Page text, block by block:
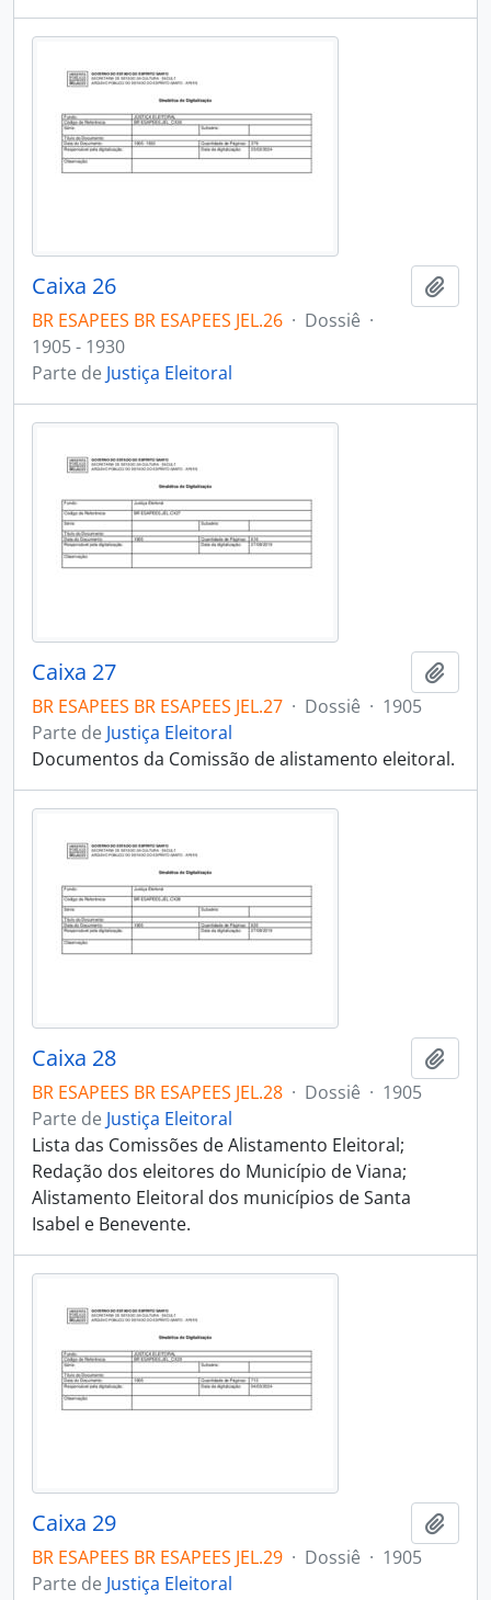
Caixa 26
BR ESAPEES BR ESAPEES JEL.26 · Dossiê ·
1905 - 1930
Parte de Justiça Eleitoral
Caixa 27
BR ESAPEES BR ESAPEES JEL.27 · Dossiê · 1905
Parte de Justiça Eleitoral
Documentos da Comissão de alistamento eleitoral.
Caixa 28
BR ESAPEES BR ESAPEES JEL.28 · Dossiê · 1905
Parte de Justiça Eleitoral
Lista das Comissões de Alistamento Eleitoral;
Redação dos eleitores do Município de Viana;
Alistamento Eleitoral dos municípios de Santa
Isabel e Benevente.
Caixa 29
BR ESAPEES BR ESAPEES JEL.29 · Dossiê · 1905
Parte de Justiça Eleitoral